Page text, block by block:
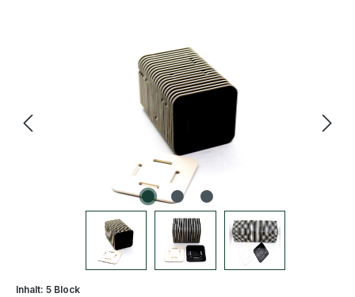
Inhalt: 5 Block